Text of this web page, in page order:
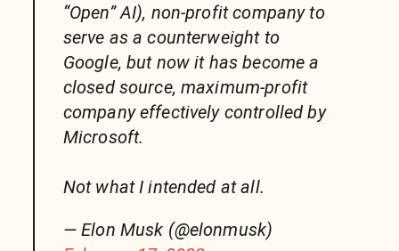
“Open” AI), non-profit company to
serve as a counterweight to
Google, but now it has become a
closed source, maximum-profit
company effectively controlled by
Microsoft.
Not what I intended at all.
— Elon Musk (@elonmusk)